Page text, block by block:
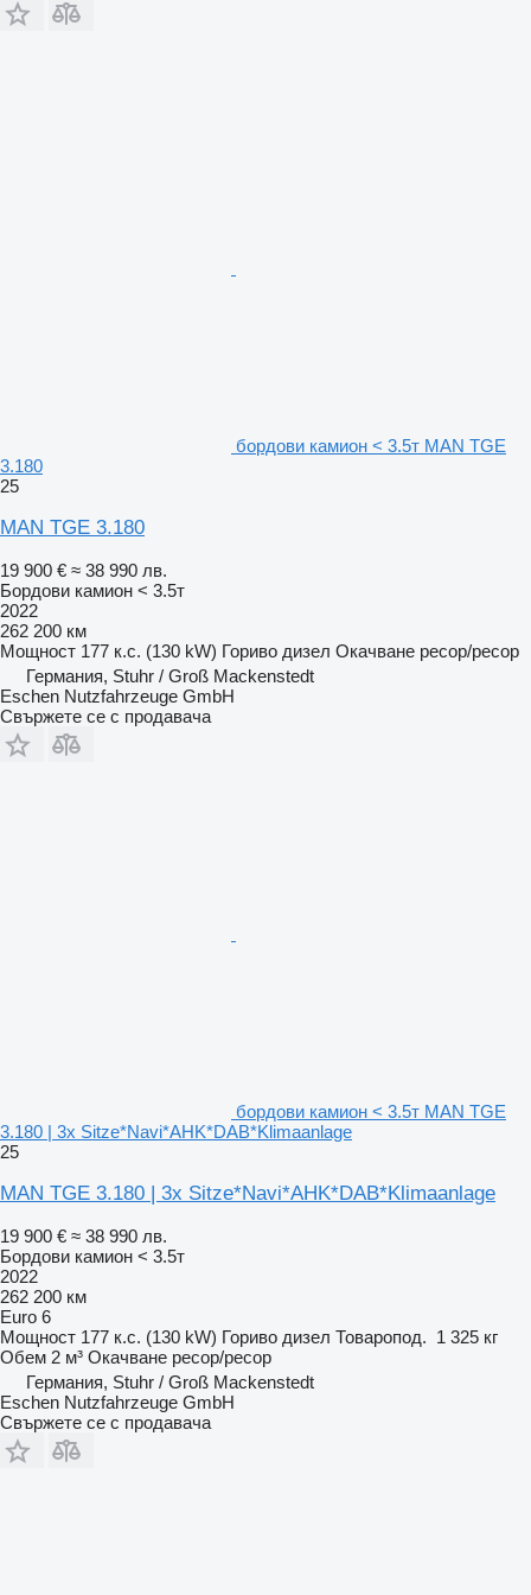
бордови камион < 3.5т MAN TGE
3.180
25
MAN TGE 3.180
19 900 € ≈ 38 990 лв.
Бордови камион < 3.5т
2022
262 200 км
Мощност 177 к.с. (130 kW) Гориво дизел Окачване ресор/ресор
Германия, Stuhr / Groß Mackenstedt
Eschen Nutzfahrzeuge GmbH
Свържете се с продавача
бордови камион < 3.5т MAN TGE
3.180 | 3x Sitze*Navi*AHK*DAB*Klimaanlage
25
MAN TGE 3.180 | 3x Sitze*Navi*AHK*DAB*Klimaanlage
19 900 € ≈ 38 990 лв.
Бордови камион < 3.5т
2022
262 200 км
Euro 6
Мощност 177 к.с. (130 kW) Гориво дизел Товаропод. 1 325 кг
Обем 2 м³ Окачване ресор/ресор
Германия, Stuhr / Groß Mackenstedt
Eschen Nutzfahrzeuge GmbH
Свържете се с продавача